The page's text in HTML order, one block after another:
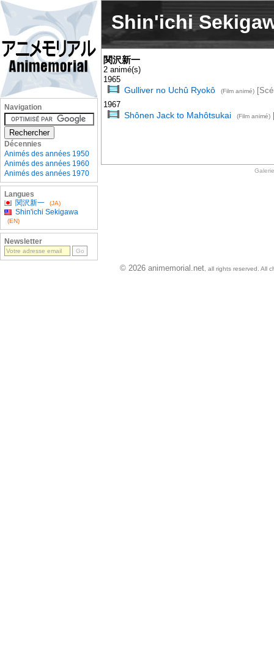
Shin'ichi
関沢新一
2 animé(s)
1965
Gulliver no Uchû Ryokô (Film animé)
1967
Shônen Jack to Mahôtsukai (Film animé)
Galerie
Navigation
Décennies
Animés des années 1950
Animés des années 1960
Animés des années 1970
Langues
関沢新一
(JA)
Shin'ichi Sekigawa
(EN)
Newsletter
© 2026 animemorial.net , all rights reserved. All